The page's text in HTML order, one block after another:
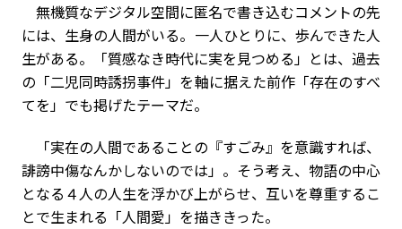
無機質なデジタル空間に匿名で書き込むコメントの先
には、生身の人間がいる。一人ひとりに、歩んできた人
生がある。「質感なき時代に実を見つめる」とは、過去
の「二児同時誘拐事件」を軸に据えた前作「存在のすべ
てを」でも掲げたテーマだ。
「実在の人間であることの『すごみ』を意識すれば、
誹謗中傷なんかしないのでは」。そう考え、物語の中心
となる４人の人生を浮かび上がらせ、互いを尊重するこ
とで生まれる「人間愛」を描ききった。